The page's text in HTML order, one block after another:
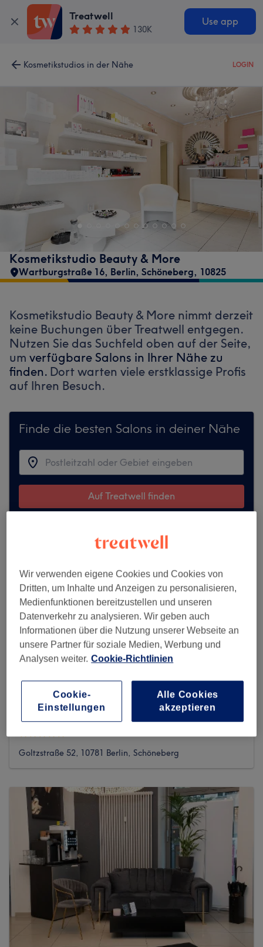
Treatwell
130K
Use app
Kosmetikstudios in der Nähe LOGIN
Kosmetikstudio Beauty & More
Wartburgstraße 16, Berlin, Schöneberg, 10825
Kosmetikstudio Beauty & More nimmt derzeit
keine Buchungen über Treatwell entgegen.
Nutzen Sie das Suchfeld oben auf der Seite,
um verfügbare Salons in Ihrer Nähe zu
finden. Dort warten viele erstklassige Profis
auf Ihren Besuch.
Finde die besten Salons in deiner Nähe
Auf Treatwell finden
Ridvan's Barbershop
Goltzstraße 52, 10781 Berlin, Schöneberg
Wir verwenden eigene Cookies und Cookies von
Dritten, um Inhalte und Anzeigen zu personalisieren,
Medienfunktionen bereitzustellen und unseren
Datenverkehr zu analysieren. Wir geben auch
Informationen über die Nutzung unserer Webseite an
unsere Partner für soziale Medien, Werbung und
Analysen weiter. Cookie-Richtlinien
Cookie-
Einstellungen
Alle Cookies
akzeptieren